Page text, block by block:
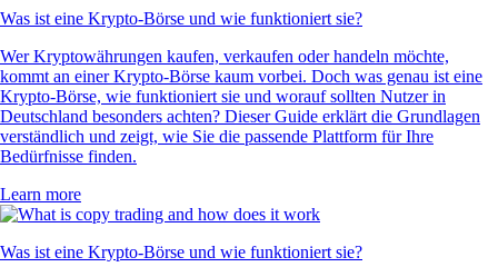
Was ist eine Krypto-Börse und wie funktioniert sie?
Wer Kryptowährungen kaufen, verkaufen oder handeln möchte,
kommt an einer Krypto-Börse kaum vorbei. Doch was genau ist eine
Krypto-Börse, wie funktioniert sie und worauf sollten Nutzer in
Deutschland besonders achten? Dieser Guide erklärt die Grundlagen
verständlich und zeigt, wie Sie die passende Plattform für Ihre
Bedürfnisse finden.
Learn more
Was ist eine Krypto-Börse und wie funktioniert sie?